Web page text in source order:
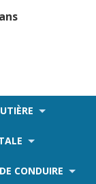
CONDUIRE
routiere